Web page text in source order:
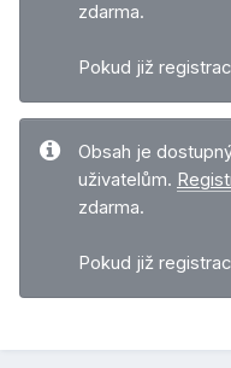
zdarma.
Pokud již
Obsah je
uživatelům.
zdarma.
Pokud již